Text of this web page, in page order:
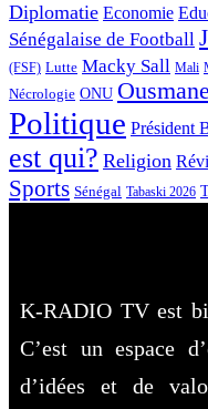
Diplomatie Economie
Sénégalaise de Football
(FSF) Lutte Macky Sall Mali
Nécrologie ONU
Politique Président
est qui? Religion
Sports Sénégal Tabaski 2026
K-RADIO TV est
C’est un espace
d’idées et de